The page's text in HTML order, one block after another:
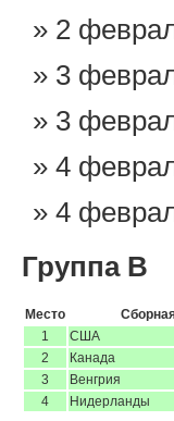
2
3
3
4
4
Группа B
Место
1
США
2
Канада
3
Венгрия
4
Нидерланды